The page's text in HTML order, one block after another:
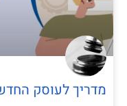
מדריך לעוסק